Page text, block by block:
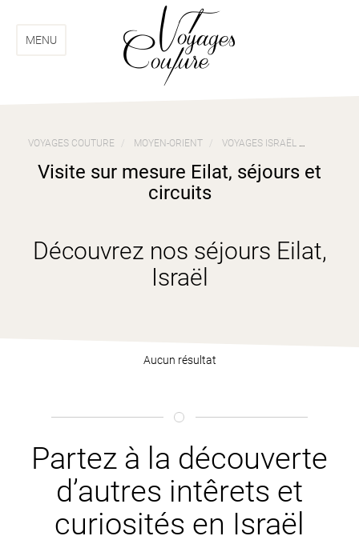
menu
contenuMENU
VOYAGES COUTURE MOYEN-ORIENT VOYAGES ISRAËL
Visite sur mesure Eilat, séjours et
circuits
Découvrez nos séjours Eilat,
Israël
Aucun résultat
Partez à la découverte
d’autres intêrets et
curiosités en Israël